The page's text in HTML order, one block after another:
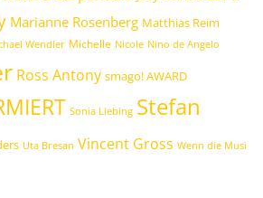
Marianne Rosenberg Matthias Reim
Wendler Michelle Nicole Nino de Angelo
Ross Antony smago! AWARD
Sonia Liebing Stefan
Uta Bresan Vincent Gross Wenn die Musi